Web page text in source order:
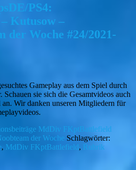
PS4:
Kutusow –
der Woche #24/2021-
Gameplay aus dem Spiel durch
sie sich die Gesamtvideos auch
an. Wir danken unseren Mitgliedern für
MdDiv FKptBattlefield
der Woche Schlagwörter:
, MdDiv FKptBattlefield, Rubrik